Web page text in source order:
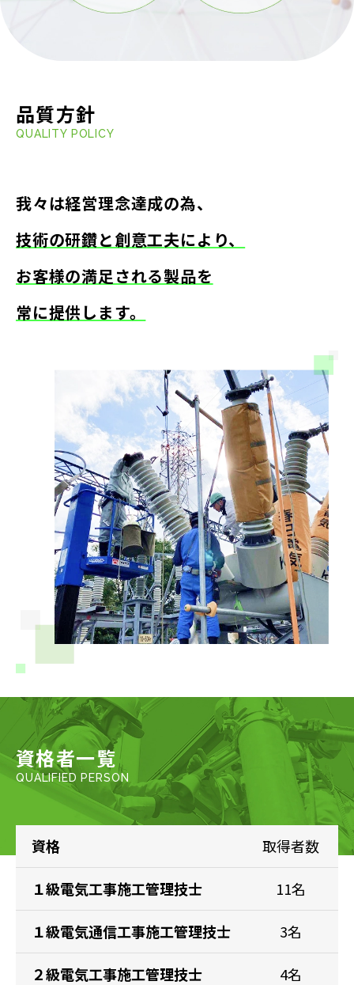
品質方針
QUALITY POLICY
我々は経営理念達成の為、
技術の研鑽と創意工夫により、
お客様の満足される製品を
常に提供します。
資格者一覧
QUALIFIED PERSON
資格 取得者数
１級電気工事施工管理技士 11名
１級電気通信工事施工管理技士 3名
２級電気工事施工管理技士 4名